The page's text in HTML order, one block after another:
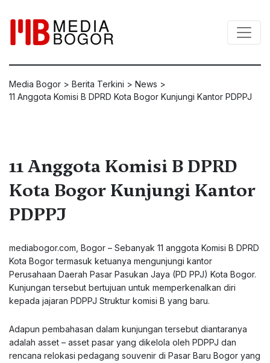
Media Bogor > Berita Terkini > News >
11 Anggota Komisi B DPRD Kota Bogor Kunjungi Kantor PDPPJ
11 Anggota Komisi B DPRD
Kota Bogor Kunjungi Kantor
PDPPJ
mediabogor.com, Bogor – Sebanyak 11 anggota Komisi B DPRD
Kota Bogor termasuk ketuanya mengunjungi kantor
Perusahaan Daerah Pasar Pasukan Jaya (PD PPJ) Kota Bogor.
Kunjungan tersebut bertujuan untuk memperkenalkan diri
kepada jajaran PDPPJ Struktur komisi B yang baru.
Adapun pembahasan dalam kunjungan tersebut diantaranya
adalah asset – asset pasar yang dikelola oleh PDPPJ dan
rencana relokasi pedagang souvenir di Pasar Baru Bogor yang